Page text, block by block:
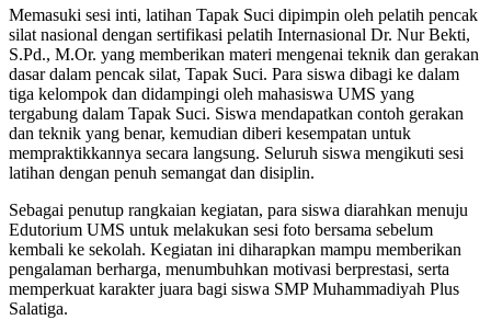
Memasuki sesi inti, latihan Tapak Suci dipimpin oleh pelatih pencak
silat nasional dengan sertifikasi pelatih Internasional Dr. Nur Bekti,
S.Pd., M.Or. yang memberikan materi mengenai teknik dan gerakan
dasar dalam pencak silat, Tapak Suci. Para siswa dibagi ke dalam
tiga kelompok dan didampingi oleh mahasiswa UMS yang
tergabung dalam Tapak Suci. Siswa mendapatkan contoh gerakan
dan teknik yang benar, kemudian diberi kesempatan untuk
mempraktikkannya secara langsung. Seluruh siswa mengikuti sesi
latihan dengan penuh semangat dan disiplin.
Sebagai penutup rangkaian kegiatan, para siswa diarahkan menuju
Edutorium UMS untuk melakukan sesi foto bersama sebelum
kembali ke sekolah. Kegiatan ini diharapkan mampu memberikan
pengalaman berharga, menumbuhkan motivasi berprestasi, serta
memperkuat karakter juara bagi siswa SMP Muhammadiyah Plus
Salatiga.